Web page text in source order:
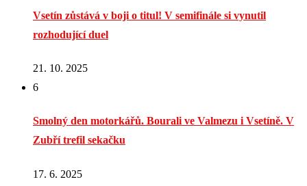
Vsetín zůstává v boji o titul! V semifinále si vynutil
rozhodující duel
21. 10. 2025
6
Smolný den motorkářů. Bourali ve Valmezu i Vsetíně. V
Zubří trefil sekačku
17. 6. 2025